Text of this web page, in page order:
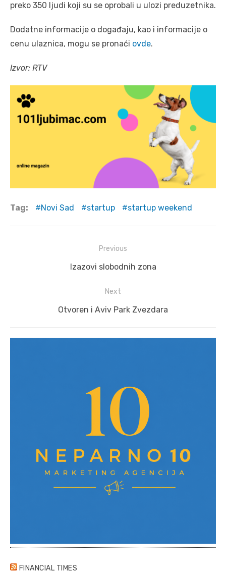
preko 350 ljudi koji su se oprobali u ulozi preduzetnika.
Dodatne informacije o događaju, kao i informacije o
cenu ulaznica, mogu se pronaći ovde.
Izvor: RTV
Tag: Novi Sad startup startup weekend
Previous
Previous
Izazovi slobodnih zona
Next
Next
Otvoren i Aviv Park Zvezdara
FINANCIAL TIMES